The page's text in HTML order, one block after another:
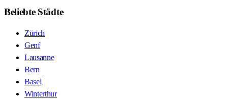
Beliebte Städte
Zürich
Genf
Lausanne
Bern
Basel
Winterthur